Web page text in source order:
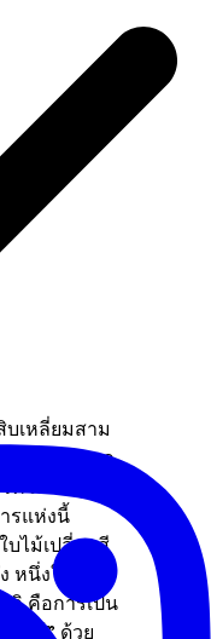
เหลี่ยมสาม
นปี 1913 ผล
โดยแยน
รแห่งนี้
บไม้เปลี่ยนสี
หนึ่งใน
กิ คือการเป็น
ยนรู้” ด้วย